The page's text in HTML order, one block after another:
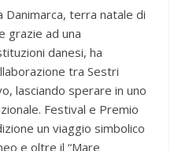
Danimarca, terra natale di
grazie ad una
danesi, ha
tra Sestri
lasciando sperare in uno
Festival e Premio
un viaggio simbolico
e oltre il “Mare